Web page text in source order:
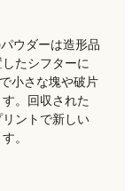
ウダーは造形品
たシフターに
小さな塊や破片
。回収された
ントで新しい
。